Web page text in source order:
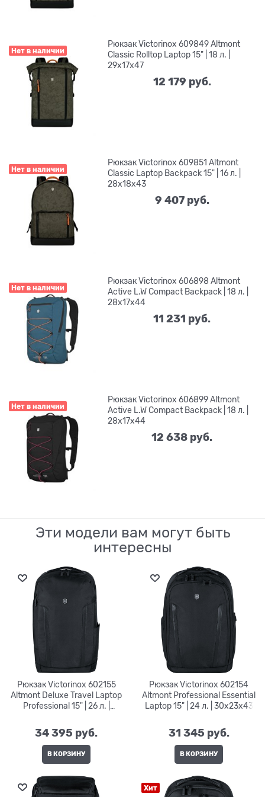
Нет в наличии
Рюкзак Victorinox 609849 Altmont
Classic Rolltop Laptop 15" | 18 л. |
29x17x47
12 179 руб.
Нет в наличии
Рюкзак Victorinox 609851 Altmont
Classic Laptop Backpack 15" | 16 л. |
28x18x43
9 407 руб.
Нет в наличии
Рюкзак Victorinox 606898 Altmont
Active L.W Compact Backpack | 18 л. |
28x17x44
11 231 руб.
Нет в наличии
Рюкзак Victorinox 606899 Altmont
Active L.W Compact Backpack | 18 л. |
28x17x44
12 638 руб.
Эти модели вам могут быть
интересны
Рюкзак Victorinox 602155
Altmont Deluxe Travel Laptop
Professional 15" | 26 л. |
34 395 руб.
В КОРЗИНУ
Рюкзак Victorinox 602154
Altmont Professional Essential
Laptop 15" | 24 л. | 30x23x43
31 345 руб.
В КОРЗИНУ
Хит